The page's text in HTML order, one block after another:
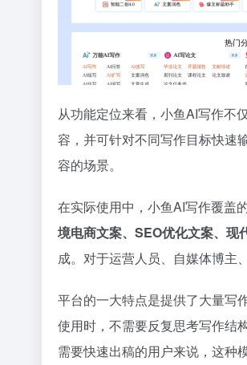
从功能定位来看，小鱼AI写作不
容，并可针对不同写作目标快速
容的场景。
在实际使用中，小鱼AI写作覆盖
境电商文案、SEO优化文案、现
成。对于运营人员、自媒体博主
平台的一大特点是提供了大量写
使用时，不需要反复思考写作结
需要快速出稿的用户来说，这种